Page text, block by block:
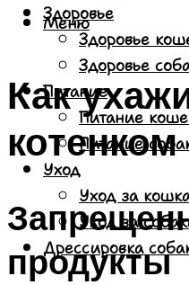
Здоровье
Здоровье
Здоровье
Питание
Питание
Питание
Уход
Уход за
Уход за
Дрессировка
Меню
Как
котенком
продукты